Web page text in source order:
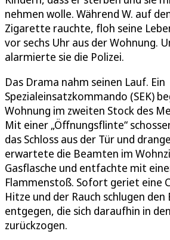
nehmen wolle. Während W. auf
Zigarette rauchte, floh seine
vor sechs Uhr aus der Wohnung.
alarmierte sie die Polizei.
Das Drama nahm seinen Lauf. Ein
Spezialeinsatzkommando (SEK)
Wohnung im zweiten Stock des
Mit einer „Öffnungsflinte“
das Schloss aus der Tür und
erwartete die Beamten im
Gasflasche und entfachte mit
Flammenstoß. Sofort geriet eine
Hitze und der Rauch schlugen
entgegen, die sich daraufhin in
zurückzogen.